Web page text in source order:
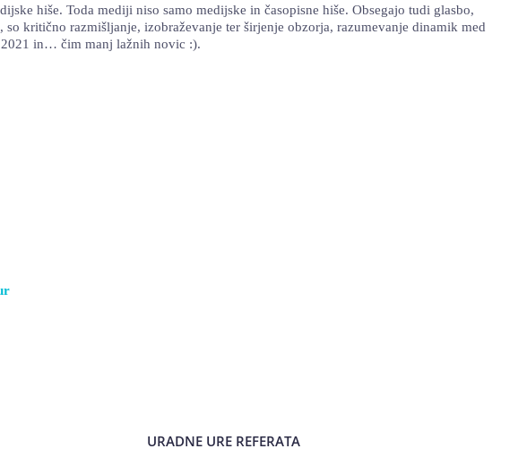
hiše. Toda mediji niso samo medijske in časopisne hiše. Obsegajo tudi glasbo,
kritično razmišljanje, izobraževanje ter širjenje obzorja, razumevanje dinamik med
2021 in… čim manj lažnih novic :).
URADNE URE REFERATA